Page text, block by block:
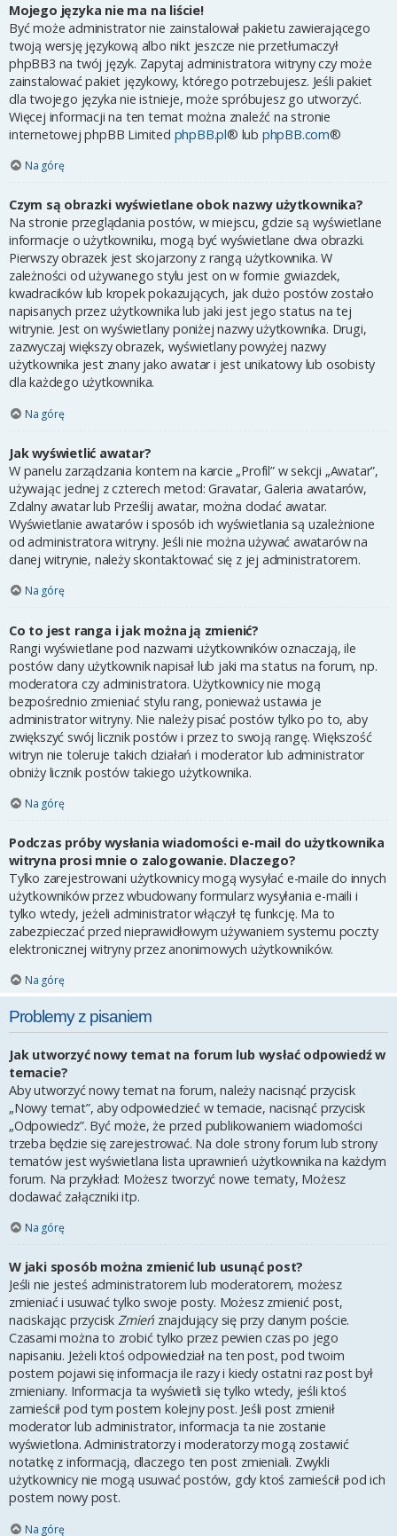
Mojego języka nie ma na liście!
Być może administrator nie zainstalował pakietu zawierającego
twoją wersję językową albo nikt jeszcze nie przetłumaczył
phpBB3 na twój język. Zapytaj administratora witryny czy może
zainstalować pakiet językowy, którego potrzebujesz. Jeśli pakiet
dla twojego języka nie istnieje, może spróbujesz go utworzyć.
Więcej informacji na ten temat można znaleźć na stronie
internetowej phpBB Limited phpBB.pl® lub phpBB.com®
Na górę
Czym są obrazki wyświetlane obok nazwy użytkownika?
Na stronie przeglądania postów, w miejscu, gdzie są wyświetlane
informacje o użytkowniku, mogą być wyświetlane dwa obrazki.
Pierwszy obrazek jest skojarzony z rangą użytkownika. W
zależności od używanego stylu jest on w formie gwiazdek,
kwadracików lub kropek pokazujących, jak dużo postów zostało
napisanych przez użytkownika lub jaki jest jego status na tej
witrynie. Jest on wyświetlany poniżej nazwy użytkownika. Drugi,
zazwyczaj większy obrazek, wyświetlany powyżej nazwy
użytkownika jest znany jako awatar i jest unikatowy lub osobisty
dla każdego użytkownika.
Na górę
Jak wyświetlić awatar?
W panelu zarządzania kontem na karcie „Profil” w sekcji „Awatar”,
używając jednej z czterech metod: Gravatar, Galeria awatarów,
Zdalny awatar lub Prześlij awatar, można dodać awatar.
Wyświetlanie awatarów i sposób ich wyświetlania są uzależnione
od administratora witryny. Jeśli nie można używać awatarów na
danej witrynie, należy skontaktować się z jej administratorem.
Na górę
Co to jest ranga i jak można ją zmienić?
Rangi wyświetlane pod nazwami użytkowników oznaczają, ile
postów dany użytkownik napisał lub jaki ma status na forum, np.
moderatora czy administratora. Użytkownicy nie mogą
bezpośrednio zmieniać stylu rang, ponieważ ustawia je
administrator witryny. Nie należy pisać postów tylko po to, aby
zwiększyć swój licznik postów i przez to swoją rangę. Większość
witryn nie toleruje takich działań i moderator lub administrator
obniży licznik postów takiego użytkownika.
Na górę
Podczas próby wysłania wiadomości e-mail do użytkownika
witryna prosi mnie o zalogowanie. Dlaczego?
Tylko zarejestrowani użytkownicy mogą wysyłać e-maile do innych
użytkowników przez wbudowany formularz wysyłania e-maili i
tylko wtedy, jeżeli administrator włączył tę funkcję. Ma to
zabezpieczać przed nieprawidłowym używaniem systemu poczty
elektronicznej witryny przez anonimowych użytkowników.
Na górę
Problemy z pisaniem
Jak utworzyć nowy temat na forum lub wysłać odpowiedź w
temacie?
Aby utworzyć nowy temat na forum, należy nacisnąć przycisk
„Nowy temat”, aby odpowiedzieć w temacie, nacisnąć przycisk
„Odpowiedz”. Być może, że przed publikowaniem wiadomości
trzeba będzie się zarejestrować. Na dole strony forum lub strony
tematów jest wyświetlana lista uprawnień użytkownika na każdym
forum. Na przykład: Możesz tworzyć nowe tematy, Możesz
dodawać załączniki itp.
Na górę
W jaki sposób można zmienić lub usunąć post?
Jeśli nie jesteś administratorem lub moderatorem, możesz
zmieniać i usuwać tylko swoje posty. Możesz zmienić post,
naciskając przycisk Zmień znajdujący się przy danym poście.
Czasami można to zrobić tylko przez pewien czas po jego
napisaniu. Jeżeli ktoś odpowiedział na ten post, pod twoim
postem pojawi się informacja ile razy i kiedy ostatni raz post był
zmieniany. Informacja ta wyświetli się tylko wtedy, jeśli ktoś
zamieścił pod tym postem kolejny post. Jeśli post zmienił
moderator lub administrator, informacja ta nie zostanie
wyświetlona. Administratorzy i moderatorzy mogą zostawić
notatkę z informacją, dlaczego ten post zmieniali. Zwykli
użytkownicy nie mogą usuwać postów, gdy ktoś zamieścił pod ich
postem nowy post.
Na górę